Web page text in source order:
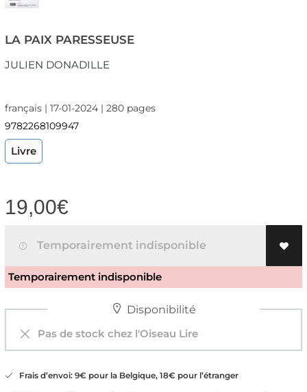
LA PAIX PARESSEUSE
JULIEN DONADILLE
français | 17-01-2024 | 280 pages
9782268109947
Livre
19,00€
Temporairement indisponible
Temporairement indisponible
Disponibilité
Pas de stock chez l'Oiseau Lire
Frais d’envoi: 9€ pour la Belgique, 18€ pour l’étranger